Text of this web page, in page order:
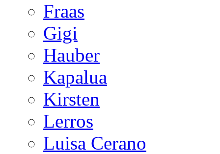
Fraas
Gigi
Hauber
Kapalua
Kirsten
Lerros
Luisa Cerano